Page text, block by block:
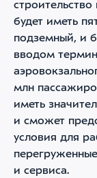
будет иметь
подземный, и
вводом
млн
иметь
и сможет
условия для
и сервиса.